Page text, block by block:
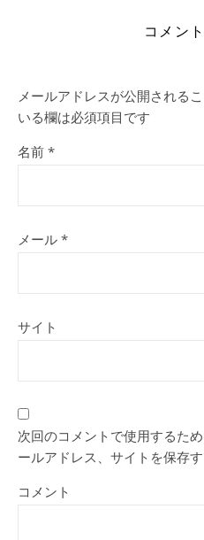
コメン
メールアドレスが公開されるこ
いる欄は必須項目です
名前 *
メール *
サイト
次回のコメントで使用するた
ールアドレス、サイトを保存す
コメント